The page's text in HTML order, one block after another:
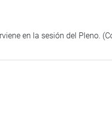
en la sesión del Pleno.